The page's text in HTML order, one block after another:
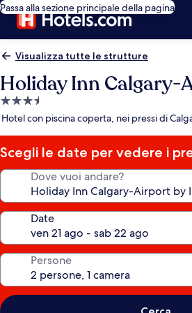
Passa alla sezione principale della pagina
Visualizza tutte le strutture
Holiday Inn Calgary-
Struttura
a
stelle
Hotel con piscina coperta, nei pressi di
Scegli le date per vedere i
Dove vuoi andare?
Date
Persone